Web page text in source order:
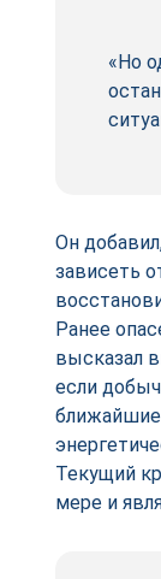
«Но
Он
зависеть
Ранее
высказал
если
Текущий
мере и